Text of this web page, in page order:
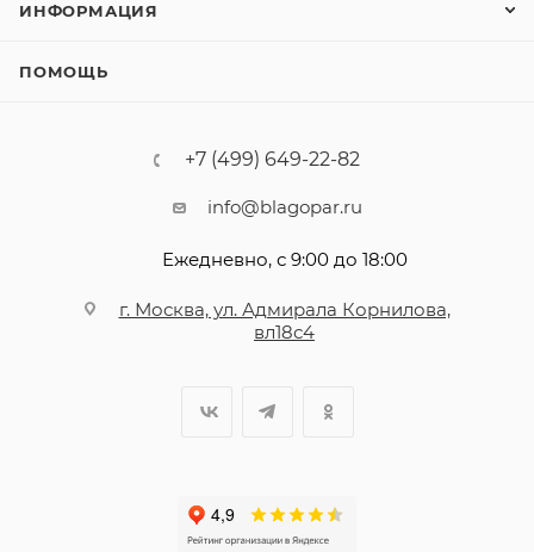
ИНФОРМАЦИЯ
ПОМОЩЬ
+7 (499) 649-22-82
info@blagopar.ru
Ежедневно, с 9:00 до 18:00
г. Москва, ул. Адмирала Корнилова,
вл18с4